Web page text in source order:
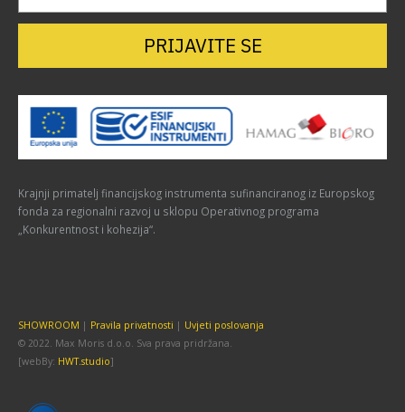
PRIJAVITE SE
Krajnji primatelj financijskog instrumenta sufinanciranog iz Europskog
fonda za regionalni razvoj u sklopu Operativnog programa
„Konkurentnost i kohezija“.
SHOWROOM | Pravila privatnosti | Uvjeti poslovanja
© 2022. Max Moris d.o.o. Sva prava pridržana.
[webBy: HWT.studio]